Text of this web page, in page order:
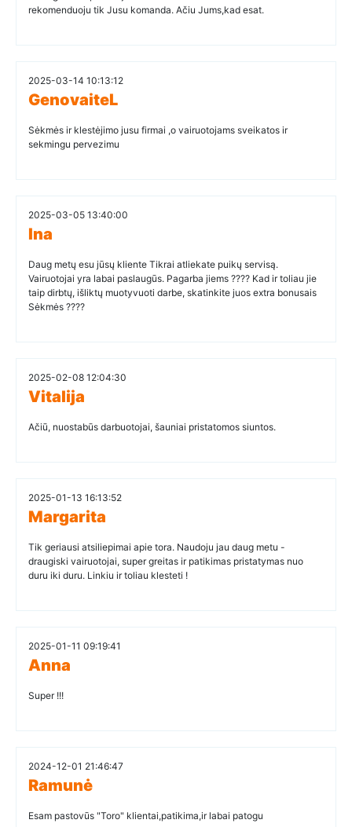
rekomenduoju tik Jusu komanda. Ačiu Jums,kad esat.
2025-03-14 10:13:12
GenovaiteL
Sėkmės ir klestėjimo jusu firmai ,o vairuotojams sveikatos ir
sekmingu pervezimu
2025-03-05 13:40:00
Ina
Daug metų esu jūsų kliente Tikrai atliekate puikų servisą.
Vairuotojai yra labai paslaugūs. Pagarba jiems ???? Kad ir toliau jie
taip dirbtų, išliktų muotyvuoti darbe, skatinkite juos extra bonusais
Sėkmės ????
2025-02-08 12:04:30
Vitalija
Ačiū, nuostabūs darbuotojai, šauniai pristatomos siuntos.
2025-01-13 16:13:52
Margarita
Tik geriausi atsiliepimai apie tora. Naudoju jau daug metu -
draugiski vairuotojai, super greitas ir patikimas pristatymas nuo
duru iki duru. Linkiu ir toliau klesteti !
2025-01-11 09:19:41
Anna
Super !!!
2024-12-01 21:46:47
Ramunė
Esam pastovūs "Toro" klientai,patikima,ir labai patogu